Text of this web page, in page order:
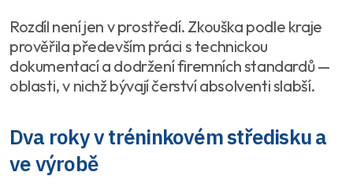
Rozdíl není jen v prostředí. Zkouška podle kraje
prověřila především práci s technickou
dokumentací a dodržení firemních standardů —
oblasti, v nichž bývají čerství absolventi slabší.
Dva roky v tréninkovém středisku a
ve výrobě